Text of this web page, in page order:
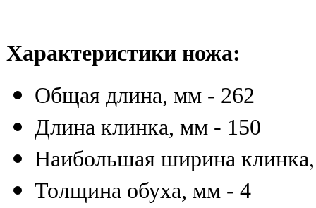
Характеристики ножа:
Общая длина, мм - 262
Длина клинка, мм - 150
Наибольшая ширина
Толщина обуха, мм - 4